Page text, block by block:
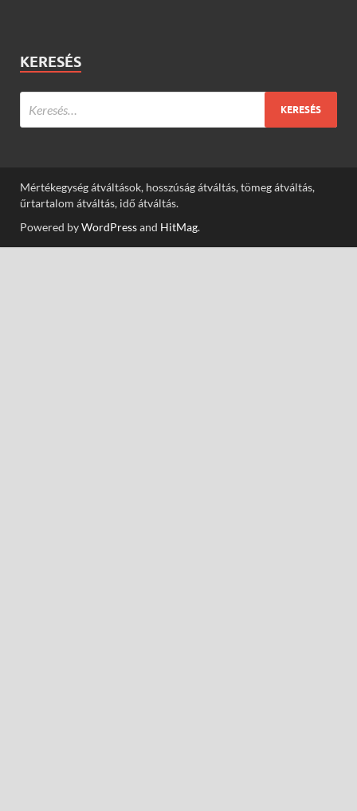
KERESÉS
Mértékegység átváltások, hosszúság átváltás, tömeg átváltás,
űrtartalom átváltás, idő átváltás.
Powered byWordPressand HitMag.